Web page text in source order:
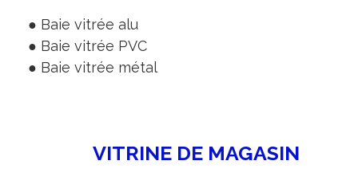
● Baie vitrée alu
● Baie vitrée PVC
● Baie vitrée métal
VITRINE DE MAGASIN